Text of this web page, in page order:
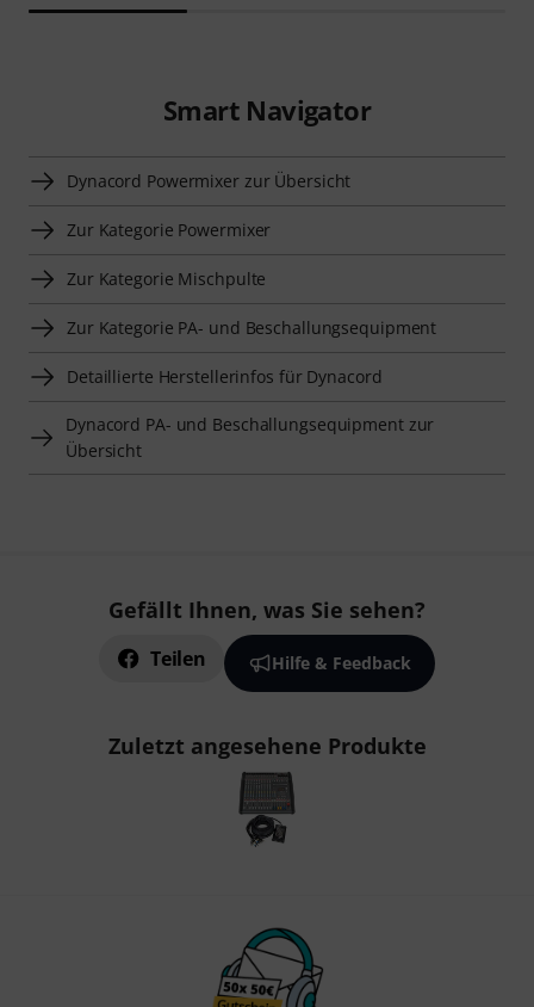
Smart Navigator
Dynacord Powermixer zur Übersicht
Zur Kategorie Powermixer
Zur Kategorie Mischpulte
Zur Kategorie PA- und Beschallungsequipment
Detaillierte Herstellerinfos für Dynacord
Dynacord PA- und Beschallungsequipment zur
Übersicht
Gefällt Ihnen, was Sie sehen?
Teilen Hilfe & Feedback
Zuletzt angesehene Produkte